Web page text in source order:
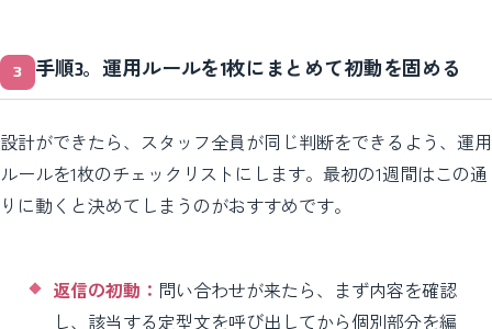
手順3。運用ルールを1枚にまとめて初動を固める
設計ができたら、スタッフ全員が同じ判断をできるよう、運用
ルールを1枚のチェックリストにします。最初の1週間はこの通
りに動くと決めてしまうのがおすすめです。
返信の初動： 問い合わせが来たら、まず内容を確認
し、該当する定型文を呼び出してから個別部分を編